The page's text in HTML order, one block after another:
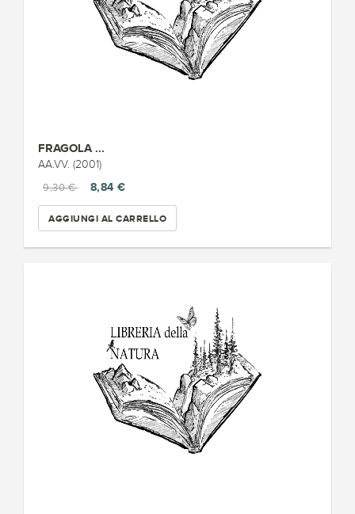
FRAGOLA ...
AA.VV. (2001)
9,30 €
8,84 €
AGGIUNGI AL CARRELLO